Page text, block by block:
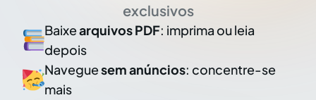
exclusivos
Baixearquivos PDF: imprima ou leia
depois
Naveguesem anúncios: concentre-se
mais